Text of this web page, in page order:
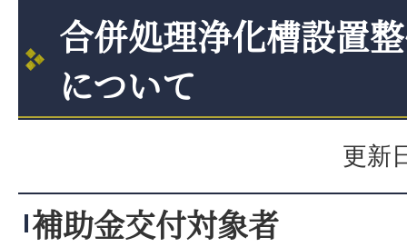
合併処理浄化槽設置
について
更新
補助金交付対象者